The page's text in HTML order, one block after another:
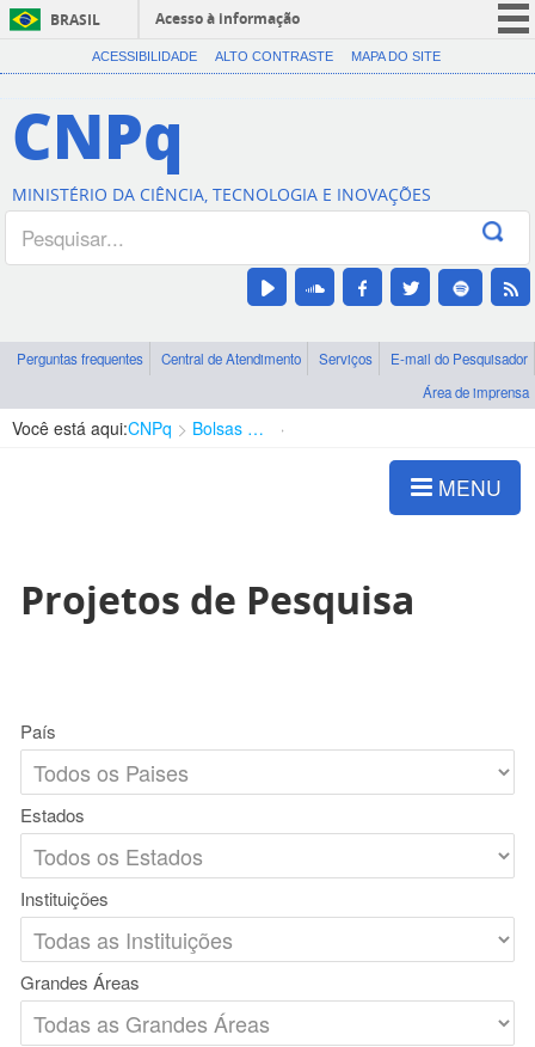
BRASIL
Acesso à informação
CORONAVÍRUS (COVID-19)
Canais
ACESSIBILIDADE ALTO CONTRASTE MAPA DO SITE
CNPq
MINISTÉRIO DA CIÊNCIA, TECNOLOGIA E INOVAÇÕES
Perguntas frequentes Central de Atendimento Serviços
E-mail do Pesquisador
Área de imprensa
Você está aqui:CNPq Bolsas e Auxílios Vigentes
MENU
Projetos de Pesquisa
País
Estados
Instituições
Grandes Áreas